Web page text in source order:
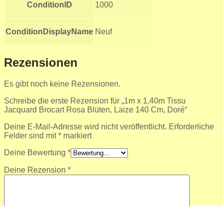
ConditionID 1000
ConditionDisplayName Neuf
Rezensionen
Es gibt noch keine Rezensionen.
Schreibe die erste Rezension für „1m x 1,40m Tissu
Jacquard Brocart Rosa Blüten, Laize 140 Cm, Doré“
Deine E-Mail-Adresse wird nicht veröffentlicht. Erforderliche
Felder sind mit* markiert
Deine Bewertung *
Deine Rezension *